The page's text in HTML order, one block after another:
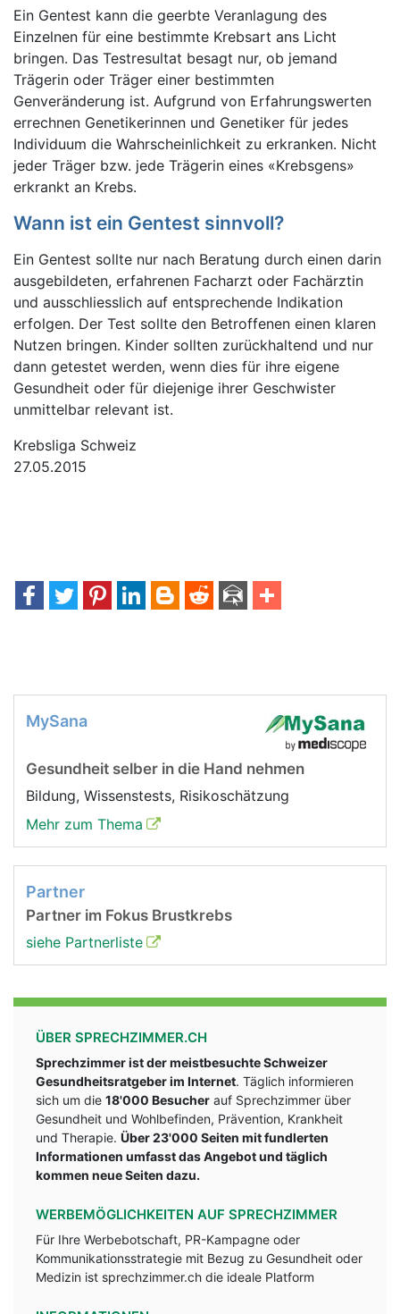
Ein Gentest kann die geerbte Veranlagung des
Einzelnen für eine bestimmte Krebsart ans Licht
bringen. Das Testresultat besagt nur, ob jemand
Trägerin oder Träger einer bestimmten
Genveränderung ist. Aufgrund von Erfahrungswerten
errechnen Genetikerinnen und Genetiker für jedes
Individuum die Wahrscheinlichkeit zu erkranken. Nicht
jeder Träger bzw. jede Trägerin eines «Krebsgens»
erkrankt an Krebs.
Wann ist ein Gentest sinnvoll?
Ein Gentest sollte nur nach Beratung durch einen darin
ausgebildeten, erfahrenen Facharzt oder Fachärztin
und ausschliesslich auf entsprechende Indikation
erfolgen. Der Test sollte den Betroffenen einen klaren
Nutzen bringen. Kinder sollten zurückhaltend und nur
dann getestet werden, wenn dies für ihre eigene
Gesundheit oder für diejenige ihrer Geschwister
unmittelbar relevant ist.
Krebsliga Schweiz
27.05.2015
MySana
Gesundheit selber in die Hand nehmen
Bildung, Wissenstests, Risikoschätzung
Mehr zum Thema
Partner
Partner im Fokus Brustkrebs
siehe Partnerliste
ÜBER SPRECHZIMMER.CH
Sprechzimmer ist der meistbesuchte Schweizer
Gesundheitsratgeber im Internet. Täglich informieren
sich um die 18'000 Besucher auf Sprechzimmer über
Gesundheit und Wohlbefinden, Prävention, Krankheit
und Therapie. Über 23'000 Seiten mit fundlerten
Informationen umfasst das Angebot und täglich
kommen neue Seiten dazu.
WERBEMÖGLICHKEITEN AUF SPRECHZIMMER
Für Ihre Werbebotschaft, PR-Kampagne oder
Kommunikationsstrategie mit Bezug zu Gesundheit oder
Medizin ist sprechzimmer.ch die ideale Platform